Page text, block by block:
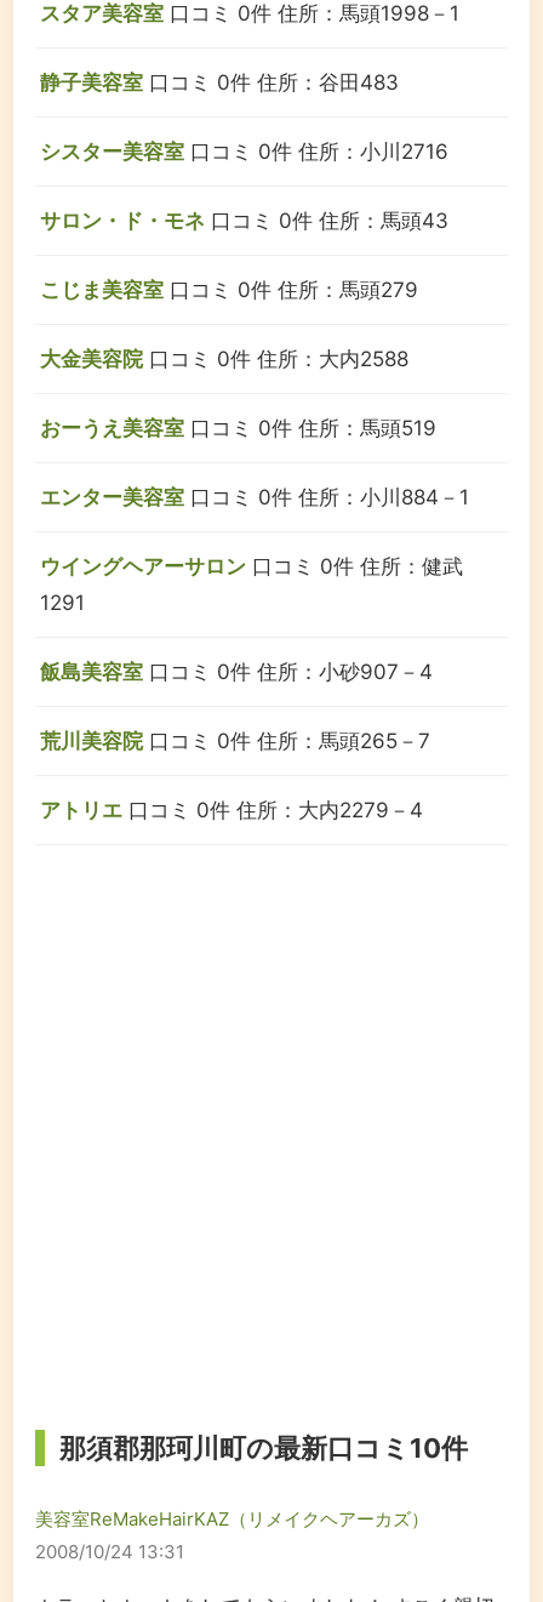
スタア美容室 口コミ 0件 住所：馬頭1998－1
静子美容室 口コミ 0件 住所：谷田483
シスター美容室 口コミ 0件 住所：小川2716
サロン・ド・モネ 口コミ 0件 住所：馬頭43
こじま美容室 口コミ 0件 住所：馬頭279
大金美容院 口コミ 0件 住所：大内2588
おーうえ美容室 口コミ 0件 住所：馬頭519
エンター美容室 口コミ 0件 住所：小川884－1
ウイングヘアーサロン 口コミ 0件 住所：健武
1291
飯島美容室 口コミ 0件 住所：小砂907－4
荒川美容院 口コミ 0件 住所：馬頭265－7
アトリエ 口コミ 0件 住所：大内2279－4
那須郡那珂川町の最新口コミ10件
美容室ReMakeHairKAZ（リメイクヘアーカズ）
2008/10/24 13:31